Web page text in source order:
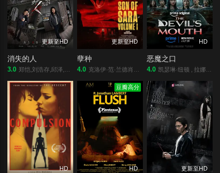
更新至HD
消失的人
3.0 郑恺,刘浩存,邱泽,李晨,姜妍,黄小蕾,李梦,张琪,毕雯珺,冯兵,滕哲,冯雪雅,汤心一
更新至HD
孽种
4.0 克洛伊·范·兰德肖特,Tymika Tafari,Garrett Hnatiuk,简·莫凡特,Tony White,Brendan Stevenson,Raevv&amp;#039;n Leedham
HD
恶魔之口
4.0 凯瑟琳·纽顿 , 拉娜·康多 , 加文·卡萨莱尼奥 , 尼科·希拉加 , 汤米·罗丝 , 泰梅·塔普提姆通
HD
豆瓣高分
HD 更新至HD